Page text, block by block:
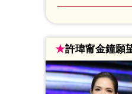
圍，包括《人
烈。今年的金鐘
淑臻奪下，最大
個暴走女外科》
★許瑋甯金鐘願